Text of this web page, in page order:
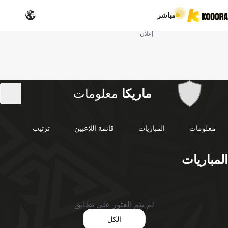
مباشر
إعلان
ماريكا معلومات
معلومات المباريات قائمة اللاعبين ترتيب
المباريات
لم يتم العثور على تطابق
الكل